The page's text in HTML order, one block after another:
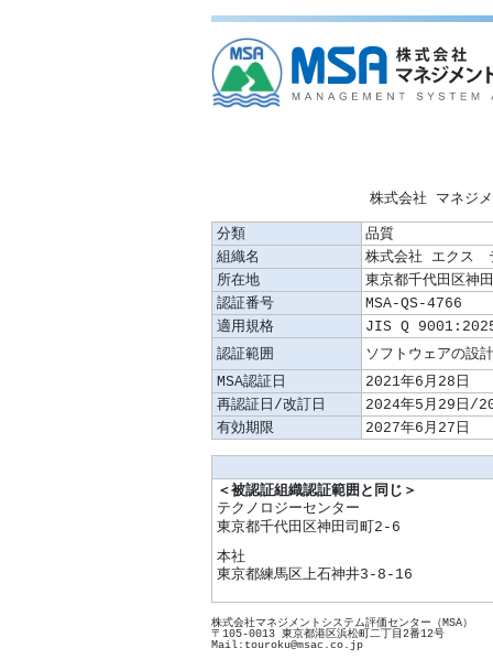
株式会社 マネジ
分類
品質
組織名
株式会社 エクス
所在地
東京都千代田区神
認証番号
MSA-QS-4766
適用規格
JIS Q
認証範囲
MSA認証日
2021年6月28日
再認証日/改訂日
2024年5月29日/
有効期限
2027年6月27日
＜被認証組織認証範囲と同じ＞
テクノロジーセンター
東京都千代田区神田司町2-6
本社
東京都練馬区上石神井3-8-16
株式会社マネジメントシステム評価センター（MSA）
〒105-0013 東京都港区浜松町二丁目2番12号
Mail:touroku@msac.co.jp